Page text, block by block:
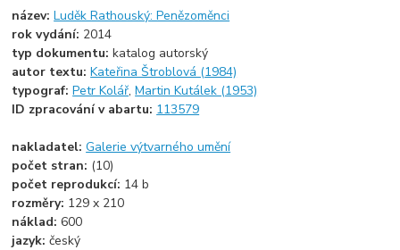
název:Luděk Rathouský: Penězoměnci
rok vydání: 2014
typ dokumentu:katalog autorský
autor textu:Kateřina Štroblová (1984)
typograf:Petr Kolář,Martin Kutálek (1953)
ID zpracování v abartu: 113579
nakladatel:Galerie výtvarného umění
počet stran: (10)
počet reprodukcí: 14 b
rozměry: 129 x 210
náklad:600
jazyk:český